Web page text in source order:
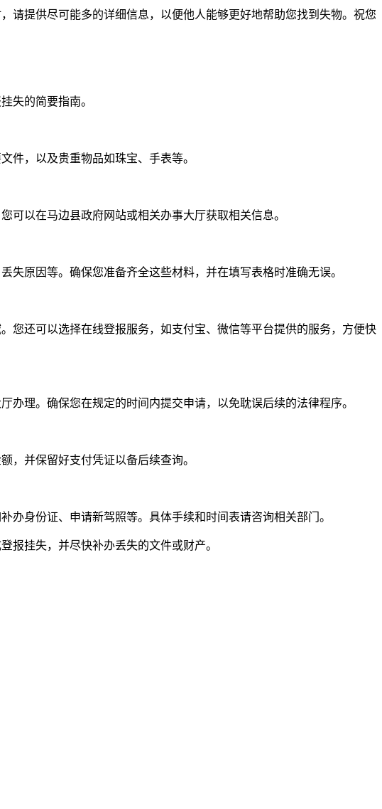
请提供尽可能多的详细信息，以便他人能够更好地帮助您找到失物。祝您
失的简要指南。
件，以及贵重物品如珠宝、手表等。
可以在马边县政府网站或相关办事大厅获取相关信息。
原因等。确保您准备齐全这些材料，并在填写表格时准确无误。
您还可以选择在线登报服务，如支付宝、微信等平台提供的服务，方便快
理。确保您在规定的时间内提交申请，以免耽误后续的法律程序。
，并保留好支付凭证以备后续查询。
身份证、申请新驾照等。具体手续和时间表请咨询相关部门。
报挂失，并尽快补办丢失的文件或财产。